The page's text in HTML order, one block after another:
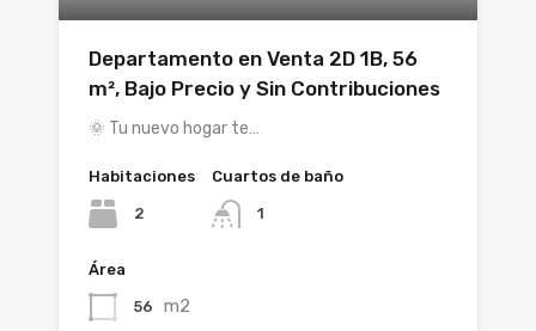
Departamento en Venta 2D 1B, 56
m², Bajo Precio y Sin Contribuciones
🌞 Tu nuevo hogar te…
Habitaciones
2
Cuartos de baño
1
Área
56 m2